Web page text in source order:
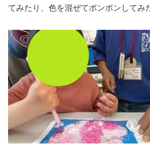
てみたり、色を混ぜてポンポンしてみ